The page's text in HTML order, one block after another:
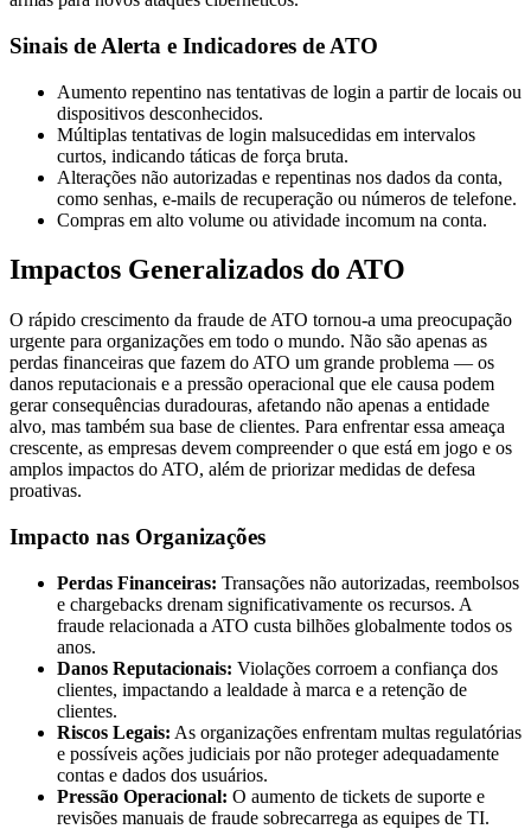
Sinais de Alerta e Indicadores de ATO
Aumento repentino nas tentativas de login a partir de locais ou
dispositivos desconhecidos.
Múltiplas tentativas de login malsucedidas em intervalos
curtos, indicando táticas de força bruta.
Alterações não autorizadas e repentinas nos dados da conta,
como senhas, e-mails de recuperação ou números de telefone.
Compras em alto volume ou atividade incomum na conta.
Impactos Generalizados do ATO
O rápido crescimento da fraude de ATO tornou-a uma preocupação
urgente para organizações em todo o mundo. Não são apenas as
perdas financeiras que fazem do ATO um grande problema — os
danos reputacionais e a pressão operacional que ele causa podem
gerar consequências duradouras, afetando não apenas a entidade
alvo, mas também sua base de clientes. Para enfrentar essa ameaça
crescente, as empresas devem compreender o que está em jogo e os
amplos impactos do ATO, além de priorizar medidas de defesa
proativas.
Impacto nas Organizações
Perdas Financeiras: Transações não autorizadas, reembolsos
e chargebacks drenam significativamente os recursos. A
fraude relacionada a ATO custa bilhões globalmente todos os
anos.
Danos Reputacionais: Violações corroem a confiança dos
clientes, impactando a lealdade à marca e a retenção de
clientes.
Riscos Legais: As organizações enfrentam multas regulatórias
e possíveis ações judiciais por não proteger adequadamente
contas e dados dos usuários.
Pressão Operacional: O aumento de tickets de suporte e
revisões manuais de fraude sobrecarrega as equipes de TI.